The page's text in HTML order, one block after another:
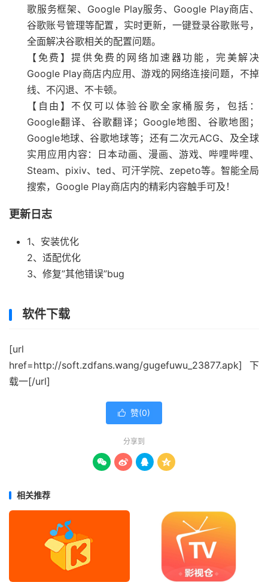
歌服务框架、Google Play服务、Google Play商店、
谷歌账号管理等配置，实时更新，一键登录谷歌账号，
全面解决谷歌相关的配置问题。
【免费】提供免费的网络加速器功能，完美解决
Google Play商店内应用、游戏的网络连接问题，不掉
线、不闪退、不卡顿。
【自由】不仅可以体验谷歌全家桶服务，包括：
Google翻译、谷歌翻译；Google地图、谷歌地图；
Google地球、谷歌地球等；还有二次元ACG、及全球
实用应用内容：日本动画、漫画、游戏、哔哩哔哩、
Steam、pixiv、ted、可汗学院、zepeto等。智能全局
搜索，Google Play商店内的精彩内容触手可及！
更新日志
1、安装优化
2、适配优化
3、修复”其他错误”bug
软件下载
[url
href=http://soft.zdfans.wang/gugefuwu_23877.apk]下
载一[/url]
 赞(0)
分享到
   
相关推荐